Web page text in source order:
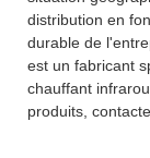
distribution en
durable de
est un fabricant
chauffant
produits,